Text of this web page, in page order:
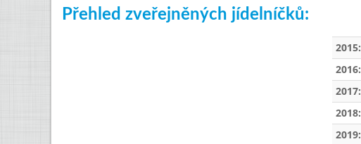
Přehled zveřejněných jídelníčků:
2015:
2016:
2017:
2018:
2019: